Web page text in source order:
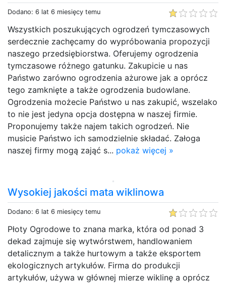
Dodano: 6 lat 6 miesięcy temu
Wszystkich poszukujących ogrodzeń tymczasowych
serdecznie zachęcamy do wypróbowania propozycji
naszego przedsiębiorstwa. Oferujemy ogrodzenia
tymczasowe różnego gatunku. Zakupicie u nas
Państwo zarówno ogrodzenia ażurowe jak a oprócz
tego zamknięte a także ogrodzenia budowlane.
Ogrodzenia możecie Państwo u nas zakupić, wszelako
to nie jest jedyna opcja dostępna w naszej firmie.
Proponujemy także najem takich ogrodzeń. Nie
musicie Państwo ich samodzielnie składać. Załoga
naszej firmy mogą zająć s... pokaż więcej »
Wysokiej jakości mata wiklinowa
Dodano: 6 lat 6 miesięcy temu
Płoty Ogrodowe to znana marka, która od ponad 3
dekad zajmuje się wytwórstwem, handlowaniem
detalicznym a także hurtowym a także eksportem
ekologicznych artykułów. Firma do produkcji
artykułów, używa w głównej mierze wiklinę a oprócz